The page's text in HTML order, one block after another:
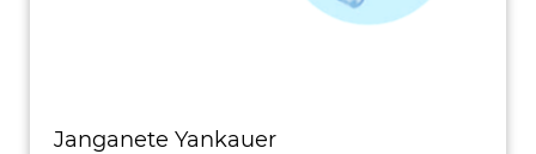
Janganete Yankauer